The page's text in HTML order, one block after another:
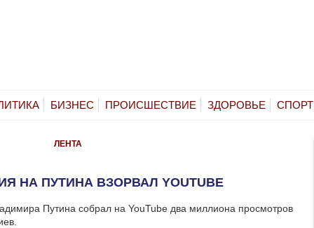
БИЗНЕС ПРОИСШЕСТВИЕ ЗДОРОВЬЕ СПОРТ
ЛЕНТА
НА ПУТИНА ВЗОРВАЛ YOUTUBE
Путина собрал на YouTube два миллиона просмотров